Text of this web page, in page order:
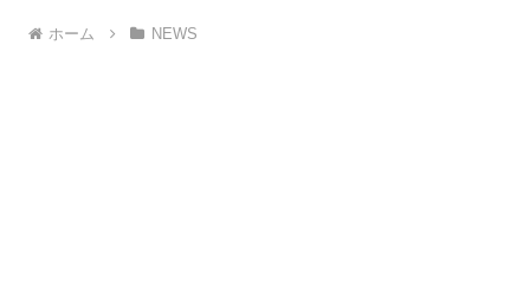
ホーム NEWS